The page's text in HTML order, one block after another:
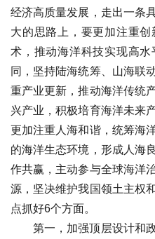
经济高质量发展，走出一条
大的思路上，要更加注重
术，推动海洋科技实现高
同，坚持陆海统筹、山海联
重产业更新，推动海洋传统
兴产业，积极培育海洋未来
更加注重人海和谐，统筹海
的海洋生态环境，形成人海
作共赢，主动参与全球海洋
源，坚决维护我国领土主权
点抓好6个方面。
第一，加强顶层设计和